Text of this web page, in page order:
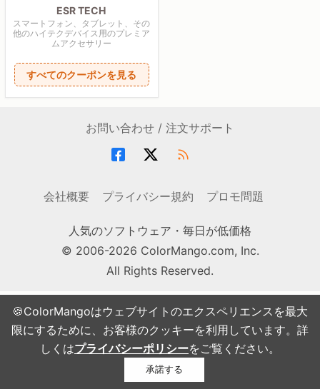
🍪ColorMangoはウェブサイトのエクスペリエンスを最大
限にするために、お客様のクッキーを利用しています。詳
しくはプライバシーポリシーをご覧ください。
承諾する
ESR TECH
スマートフォン、タブレット、その
他のハイテクデバイス用のプレミア
ムアクセサリー
すべてのクーポンを見る
お問い合わせ / 注文サポート
会社概要 プライバシー規約 プロモ問題
人気のソフトウェア・毎日が低価格
© 2006-2026 ColorMango.com, Inc.
All Rights Reserved.